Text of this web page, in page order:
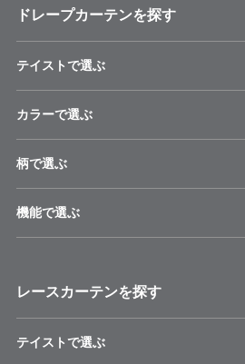
ドレープカーテンを探す
テイストで選ぶ
カラーで選ぶ
柄で選ぶ
機能で選ぶ
レースカーテンを探す
テイストで選ぶ